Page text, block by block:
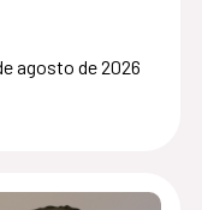
agosto de 2026